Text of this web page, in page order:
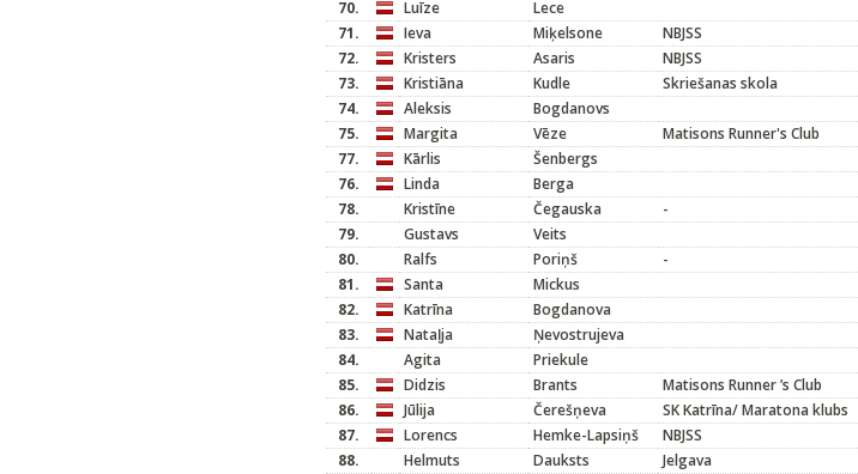
70.
Luīze Lece
71.
Ieva Miķelsone NBJSS
72.
Kristers Asaris NBJSS
73.
Kristiāna Kudle Skriešanas skola
74.
Aleksis Bogdanovs
75.
Margita Vēze Matisons Runner's Club
77.
Kārlis Šenbergs
76.
Linda Berga
78.
Kristīne Čegauska -
79.
Gustavs Veits
80.
Ralfs Poriņš -
81.
Santa Mickus
82.
Katrīna Bogdanova
83.
Nataļja Ņevostrujeva
84.
Agita Priekule
85.
Didzis Brants Matisons Runner ’s Club
86.
Jūlija Čerešņeva SK Katrīna/ Maratona klubs
87.
Lorencs Hemke-Lapsiņš NBJSS
88.
Helmuts Dauksts Jelgava